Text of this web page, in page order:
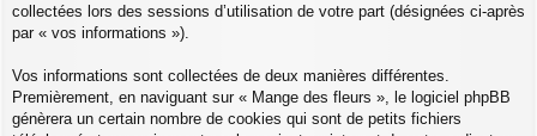
collectées lors des sessions d’utilisation de votre part (désignées ci-après
par « vos informations »).
Vos informations sont collectées de deux manières différentes.
Premièrement, en naviguant sur « Mange des fleurs », le logiciel phpBB
génèrera un certain nombre de cookies qui sont de petits fichiers